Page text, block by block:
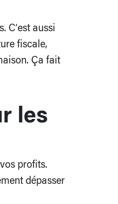
C’est aussi
fiscale,
Ça fait
les
profits.
dépasser